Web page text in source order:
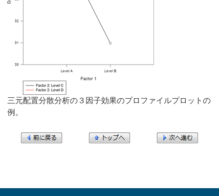
三元配置分散分析の３因子効果のプロファイルプロットの
例。